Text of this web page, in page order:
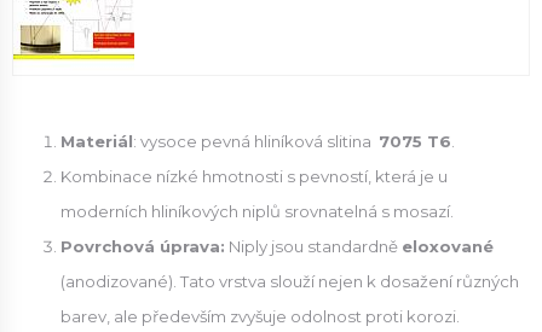
Materiál: vysoce pevná hliníková slitina 7075 T6
Kombinace nízké hmotnosti s pevností, která je u
moderních hliníkových niplů srovnatelná s mosazí.
Povrchová úprava: Niply jsou standardně eloxované
(anodizované). Tato vrstva slouží nejen k dosažení různých
barev, ale především zvyšuje odolnost proti korozi.